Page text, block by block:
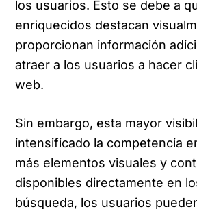
los usuarios. Esto se debe a
enriquecidos destacan
proporcionan información
atraer a los usuarios a hacer
web.
Sin embargo, esta mayor
intensificado la competencia
más elementos visuales y
disponibles directamente en
búsqueda, los usuarios